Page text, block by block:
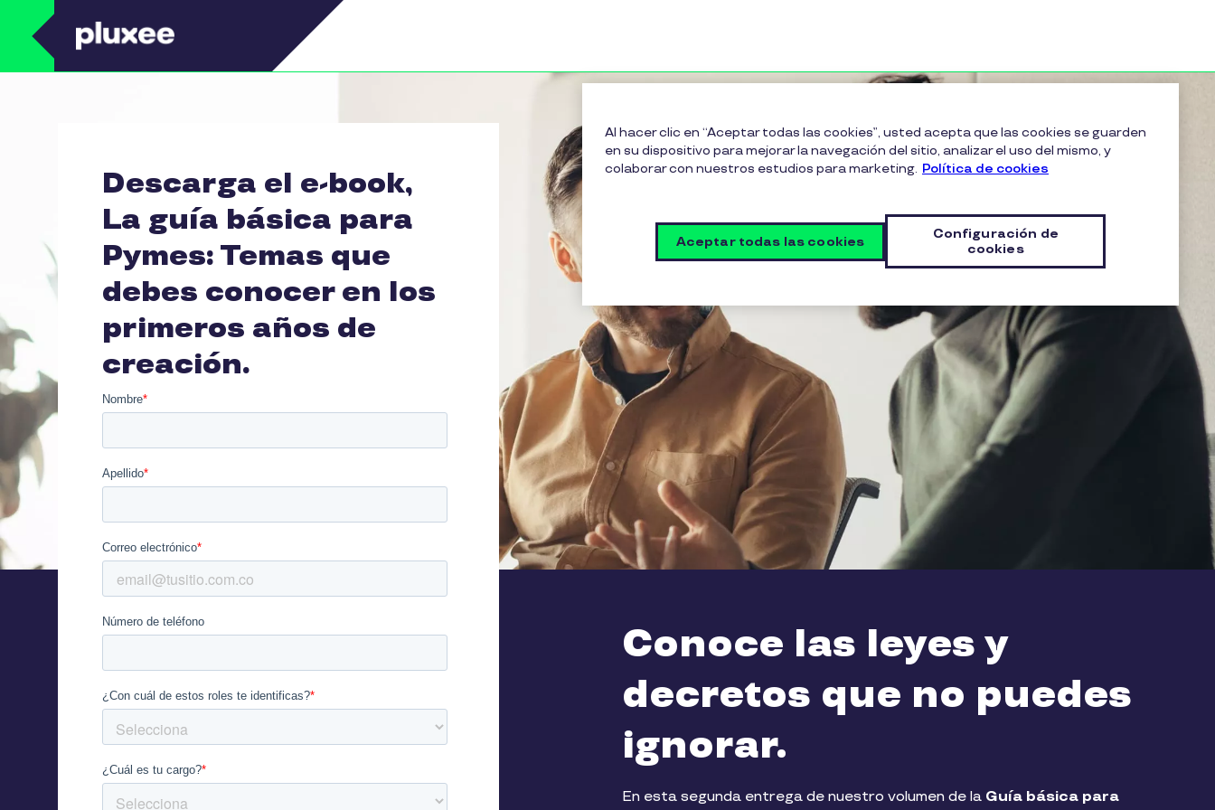
Pasar al contenido principal
Conoce las leyes y
decretos que no puedes
ignorar.
En esta segunda entrega de nuestro volumen de la Guía básica para
Descarga el e-book,
La guía básica para
Pymes: Temas que
debes conocer en los
primeros años de
creación.
Al hacer clic en “Aceptar todas las cookies”, usted acepta que las cookies se guarden
en su dispositivo para mejorar la navegación del sitio, analizar el uso del mismo, y
colaborar con nuestros estudios para marketing. Política de cookies
Configuración de
cookies
Aceptar todas las cookies